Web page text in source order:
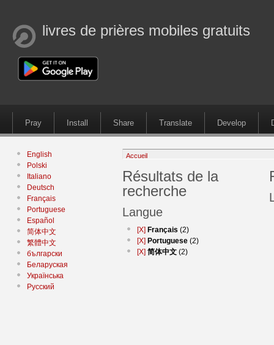
livres de prières mobiles gratuits
Pray Install Share Translate Develop
English
Polski
Italiano
Deutsch
Français
Portuguese
Español
简体中文
繁體中文
български
Беларуская
Українська
Русский
Accueil
Résultats de la
recherche
Langue
[X] Français (2)
[X] Portuguese (2)
[X] 简体中文 (2)